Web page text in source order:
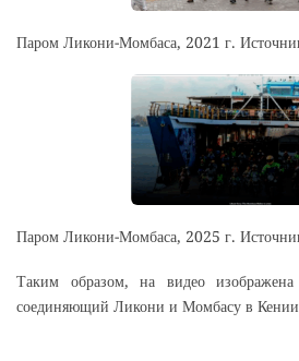
Паром Ликони-Момбаса, 2021 г.
Паром Ликони-Момбаса, 2025 г.
Таким образом, на видео
соединяющий Ликони и Момбасу в